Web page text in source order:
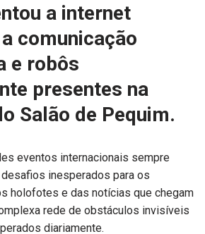
a internet
a comunicação
e robôs
presentes na
Salão de Pequim.
eventos internacionais sempre
inesperados para os
holofotes e das notícias que chegam
rede de obstáculos invisíveis
diariamente.